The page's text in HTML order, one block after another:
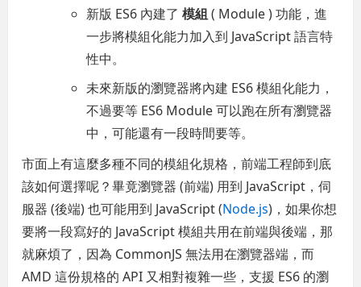
新版 ES6 內建了模組 ( Module ) 功能，進
一步將模組化能力加入到 JavaScript 語言特
性中。
未來新版的瀏覽器將內建 ES6 模組化能力，
不過要等 ES6 Module 可以跑在所有瀏覽器
中，可能還有一段時間要等。
市面上有這麼多種不同的模組化規格，前端工程師到底
該如何選擇呢？畢竟瀏覽器 (前端) 用到 JavaScript，伺
服器 (後端) 也可能用到 JavaScript (Node.js)，如果你想
要將一段寫好的 JavaScript 模組共用在前端與後端，那
就麻煩了，因為 CommonJS 無法用在瀏覽器端，而
AMD 這份規格的 API 又相對複雜一些，支援 ES6 的瀏